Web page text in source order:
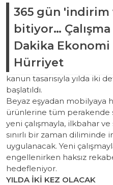
365 gün 'indirim
bitiyor… Çalışma
Dakika
Hürriyet
Güncelleme Tarihi:Haziran
EKONOM
İ Bakanlığı
indirim kampanyası
hazırlanıyor. Sabah
haberine göre, hemen her
tüketiciyi yanılttığı
kanun tasarısıyla yılda iki
başlatıldı.
Beyaz eşyadan mobilyaya
ürünlerine tüm perakende
yeni çalışmayla, ilkbahar
sınırlı bir zaman diliminde
uygulanacak. Yeni
engellenirken haksız
hedefleniyor.
YILDA İKİ KEZ OLACAK